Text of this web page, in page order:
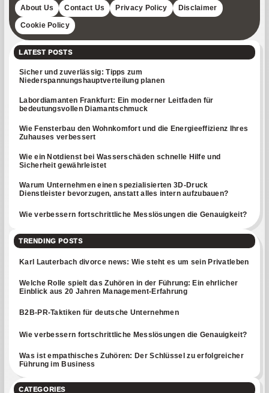
About Us Contact Us Privacy Policy Disclaimer
Cookie Policy
LATEST POSTS
Sicher und zuverlässig: Tipps zum
Niederspannungshauptverteilung planen
Labordiamanten Frankfurt: Ein moderner Leitfaden für
bedeutungsvollen Diamantschmuck
Wie Fensterbau den Wohnkomfort und die Energieeffizienz Ihres
Zuhauses verbessert
Wie ein Notdienst bei Wasserschäden schnelle Hilfe und
Sicherheit gewährleistet
Warum Unternehmen einen spezialisierten 3D-Druck
Dienstleister bevorzugen, anstatt alles intern aufzubauen?
Wie verbessern fortschrittliche Messlösungen die Genauigkeit?
TRENDING POSTS
Karl Lauterbach divorce news: Wie steht es um sein Privatleben
Welche Rolle spielt das Zuhören in der Führung: Ein ehrlicher
Einblick aus 20 Jahren Management-Erfahrung
B2B-PR-Taktiken für deutsche Unternehmen
Wie verbessern fortschrittliche Messlösungen die Genauigkeit?
Was ist empathisches Zuhören: Der Schlüssel zu erfolgreicher
Führung im Business
CATEGORIES